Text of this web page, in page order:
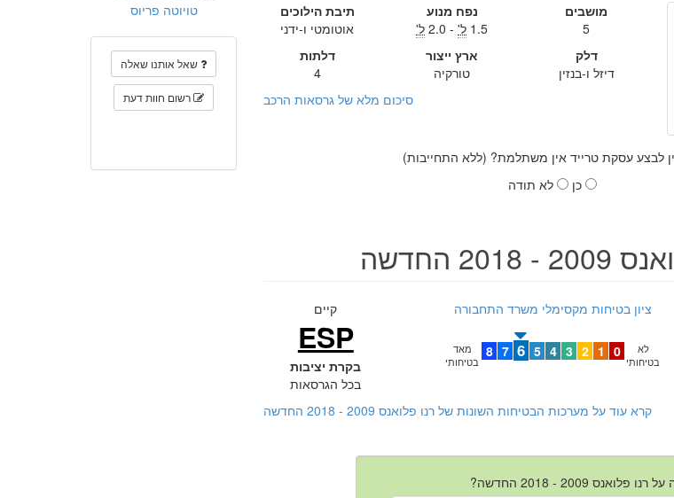
מושבים
5
נפח מנוע
1.5 ל'- 2.0 ל'
תיבת הילוכים
אוטומטי ו-ידני
דלק
דיזל ו-בנזין
ארץ ייצור
טורקיה
דלתות
4
סיכום מלא של גרסאות הרכב
לבצע עסקת טרייד אין משתלמת? (ללא התחייבות)
כן
לא תודה
החדשה
ציון בטיחות מקסימלי משרד התחבורה
לא
בטיחותי
0
1
2
3
4
5
6
7
8
מאד
בטיחותי
קיים
ESP
בקרת יציבות
בכל הגרסאות
קרא עוד על מערכות הבטיחות השונות של רנו פלואנס 2009 - 2018 החדשה
2009 - 2018 החדשה?
טויוטה פריוס
שאל אותנו שאלה
רשום חוות דעת